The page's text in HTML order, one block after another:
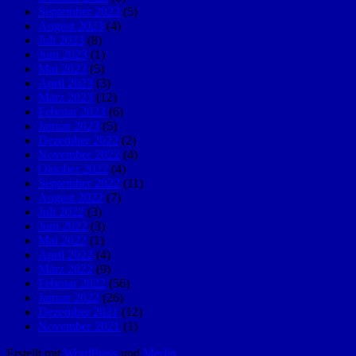
September 2023 (5)
August 2023 (4)
Juli 2023 (8)
Juni 2023 (1)
Mai 2023 (5)
April 2023 (3)
März 2023 (12)
Februar 2023 (6)
Januar 2023 (5)
Dezember 2022 (2)
November 2022 (4)
Oktober 2022 (4)
September 2022 (11)
August 2022 (7)
Juli 2022 (3)
Juni 2022 (3)
Mai 2022 (1)
April 2022 (4)
März 2022 (9)
Februar 2022 (56)
Januar 2022 (26)
Dezember 2021 (12)
November 2021 (1)
Erstellt mit WordPress und Merlin.